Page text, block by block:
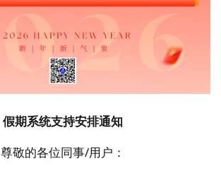
假期系统支持安排通知
尊敬的各位同事/用户：